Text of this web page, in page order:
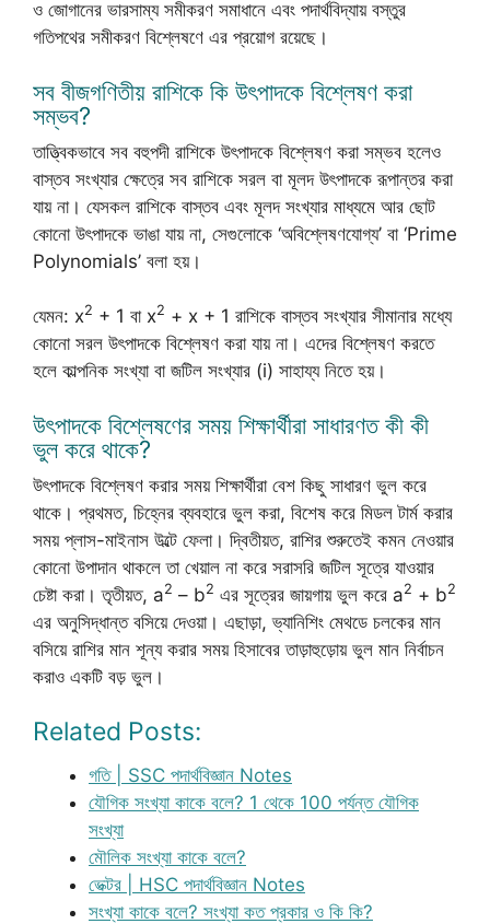
ও জোগানের ভারসাম্য সমীকরণ সমাধানে এবং পদার্থবিদ্যায় বস্তুর
গতিপথের সমীকরণ বিশ্লেষণে এর প্রয়োগ রয়েছে।
সব বীজগণিতীয় রাশিকে কি উৎপাদকে বিশ্লেষণ করা
সম্ভব?
তাত্ত্বিকভাবে সব বহুপদী রাশিকে উৎপাদকে বিশ্লেষণ করা সম্ভব হলেও
বাস্তব সংখ্যার ক্ষেত্রে সব রাশিকে সরল বা মূলদ উৎপাদকে রূপান্তর করা
যায় না। যেসকল রাশিকে বাস্তব এবং মূলদ সংখ্যার মাধ্যমে আর ছোট
কোনো উৎপাদকে ভাঙা যায় না, সেগুলোকে ‘অবিশ্লেষণযোগ্য’ বা ‘Prime
Polynomials’ বলা হয়।
যেমন: x2 + 1 বা x2 + x + 1 রাশিকে বাস্তব সংখ্যার সীমানার মধ্যে
কোনো সরল উৎপাদকে বিশ্লেষণ করা যায় না। এদের বিশ্লেষণ করতে
হলে কাল্পনিক সংখ্যা বা জটিল সংখ্যার (i) সাহায্য নিতে হয়।
উৎপাদকে বিশ্লেষণের সময় শিক্ষার্থীরা সাধারণত কী কী
ভুল করে থাকে?
উৎপাদকে বিশ্লেষণ করার সময় শিক্ষার্থীরা বেশ কিছু সাধারণ ভুল করে
থাকে। প্রথমত, চিহ্নের ব্যবহারে ভুল করা, বিশেষ করে মিডল টার্ম করার
সময় প্লাস-মাইনাস উল্টে ফেলা। দ্বিতীয়ত, রাশির শুরুতেই কমন নেওয়ার
কোনো উপাদান থাকলে তা খেয়াল না করে সরাসরি জটিল সূত্রে যাওয়ার
চেষ্টা করা। তৃতীয়ত, a2 – b2 এর সূত্রের জায়গায় ভুল করে a2 + b2
এর অনুসিদ্ধান্ত বসিয়ে দেওয়া। এছাড়া, ভ্যানিশিং মেথডে চলকের মান
বসিয়ে রাশির মান শূন্য করার সময় হিসাবের তাড়াহুড়োয় ভুল মান নির্বাচন
করাও একটি বড় ভুল।
Related Posts:
গতি | SSC পদার্থবিজ্ঞান Notes
যৌগিক সংখ্যা কাকে বলে? 1 থেকে 100 পর্যন্ত যৌগিক
সংখ্যা
মৌলিক সংখ্যা কাকে বলে?
ভেক্টর | HSC পদার্থবিজ্ঞান Notes
সংখ্যা কাকে বলে? সংখ্যা কত প্রকার ও কি কি?